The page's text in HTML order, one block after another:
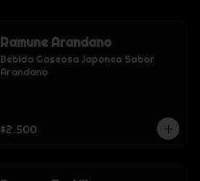
Ramune Arandano
Bebida Gaseosa Japonea Sabor
Arandano
$2.500